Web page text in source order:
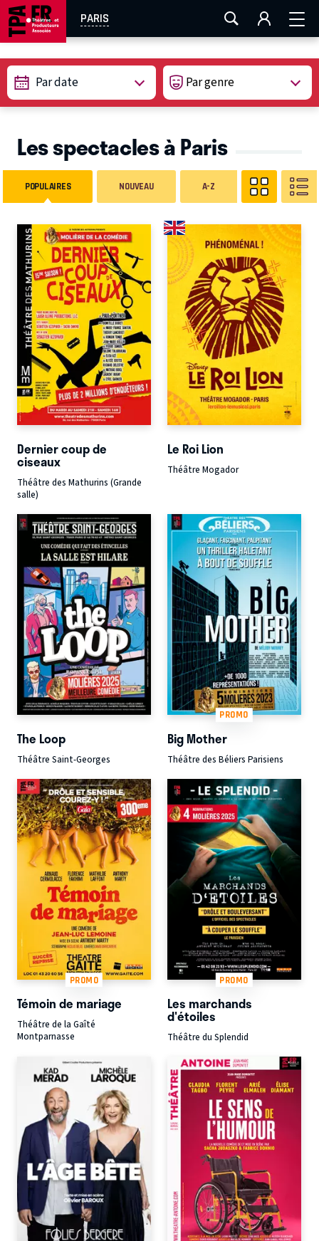
PARIS
AIX-MARSEILLE LA ROCHELLE
EN TOURNÉE
Par date
Les spectacles à Paris
POPULAIRES NOUVEAU A-Z
Dernier coup de
ciseaux
Théâtre des Mathurins (Grande
salle)
Le Roi Lion
Théâtre Mogador
The Loop
Théâtre Saint-Georges
PROMO
Big Mother
Théâtre des Béliers Parisiens
PROMO
Témoin de mariage
Théâtre de la Gaîté
Montparnasse
PROMO
Les marchands
d'étoiles
Théâtre du Splendid